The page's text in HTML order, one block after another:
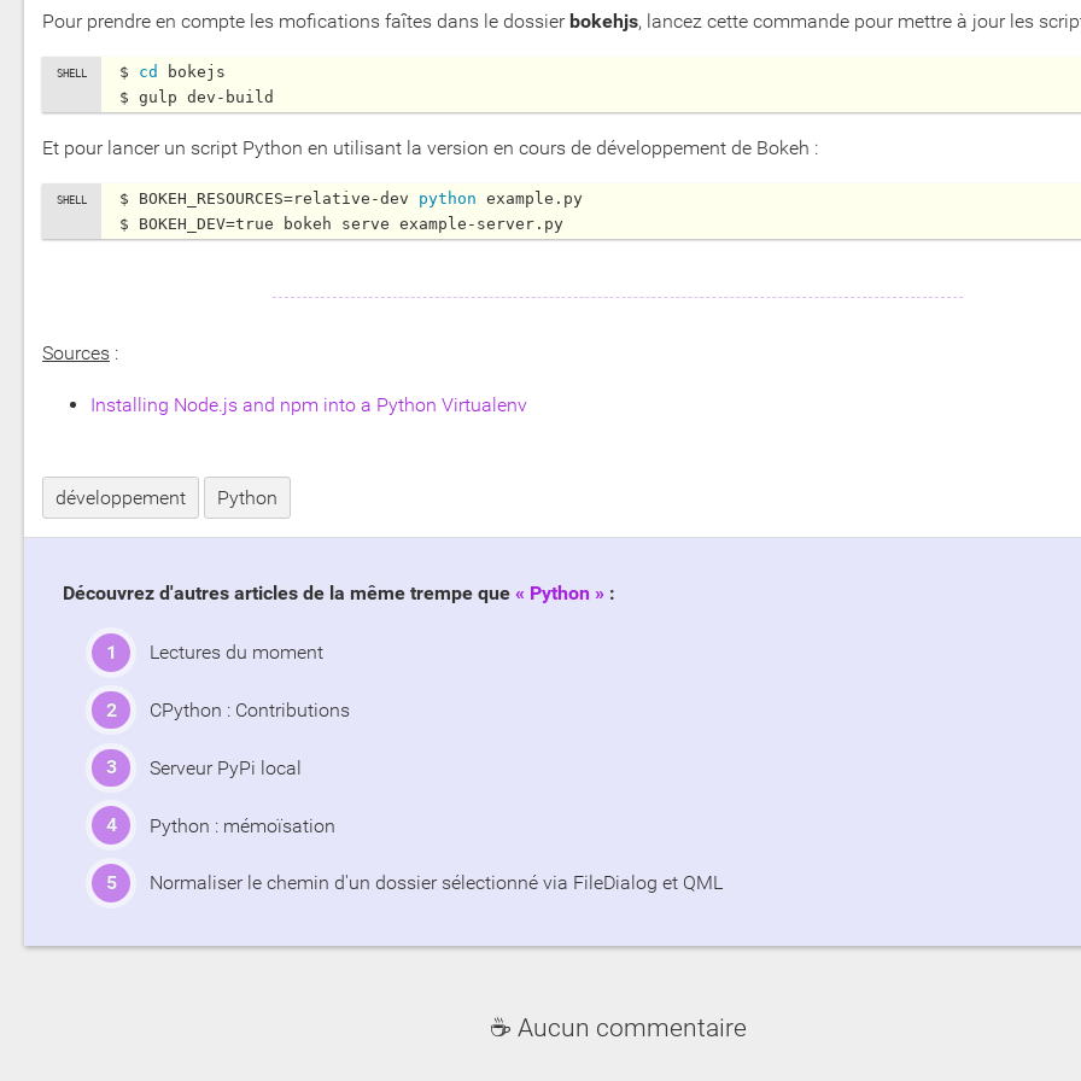
Pour prendre en compte les mofications faîtes dans le dossierbokehjs, lancez cette commande pour mettre à jour les
$ cd
bokejs
Et pour lancer un script Python en utilisant la version en cours de développement de Bokeh :
$ BOKEH_RESOURCES=relative-dev python example.py
$ BOKEH_DEV=true bokeh serve example-server.py
Sources :
Installing Node.js and npm into a Python Virtualenv
développement Python
Découvrez d'autres articles de la même trempe que Python :
Lectures du moment
CPython : Contributions
Serveur PyPi local
Python : mémoïsation
Normaliser le chemin d'un dossier sélectionné via FileDialog et QML
☕ Aucun commentaire